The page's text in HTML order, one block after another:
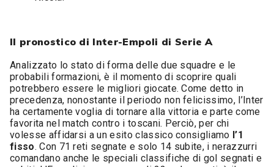
Il pronostico di Inter-Empoli di Serie A
Analizzato lo stato di forma delle due squadre e le
probabili formazioni, è il momento di scoprire quali
potrebbero essere le migliori giocate. Come detto in
precedenza, nonostante il periodo non felicissimo, l’Inter
ha certamente voglia di tornare alla vittoria e parte come
favorita nel match contro i toscani. Perciò, per chi
volesse affidarsi a un esito classico consigliamo l’1
fisso. Con 71 reti segnate e solo 14 subite, i nerazzurri
comandano anche le speciali classifiche di gol segnati e